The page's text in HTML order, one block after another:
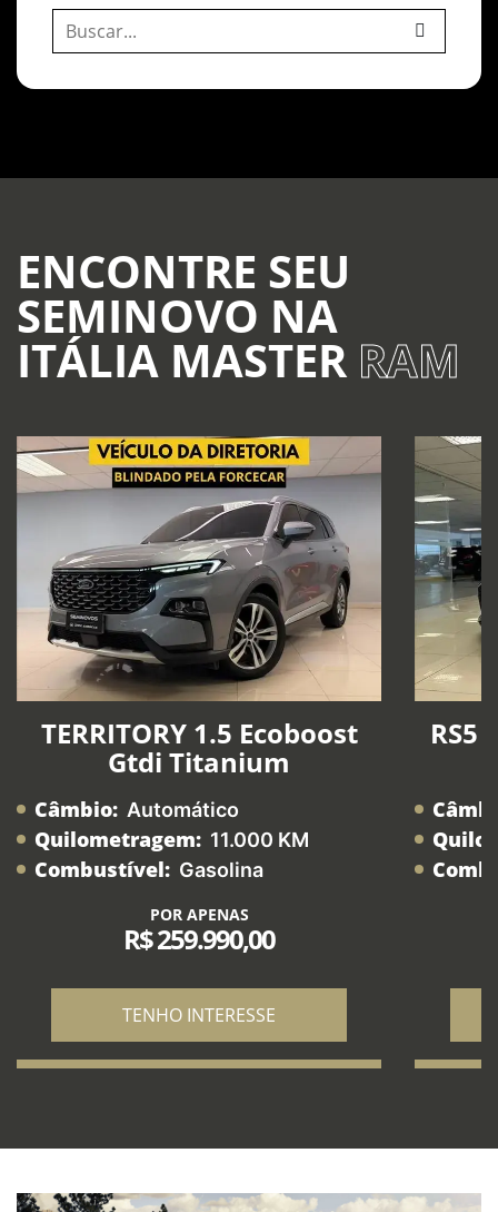
ENCONTRE SEU
SEMINOVO NA
ITÁLIA MASTER RAM
TERRITORY 1.5 Ecoboost
Gtdi Titanium
Câmbio: Automático
Quilometragem: 11.000 KM
Combustível: Gasolina
POR APENAS
R$ 259.990,00
TENHO INTERESSE
RS5